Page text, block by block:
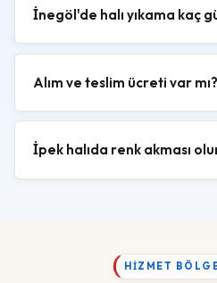
İnegöl'de halı yıkama kaç
Alım ve teslim ücreti var mı?
İpek halıda renk akması
HIZMET